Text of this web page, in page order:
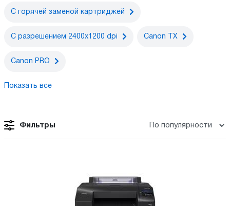
С горячей заменой картриджей
С разрешением 2400x1200 dpi Canon TX
Canon PRO
Показать все
Фильтры